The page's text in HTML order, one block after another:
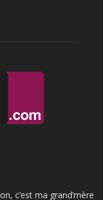
c’est ma grand’mère